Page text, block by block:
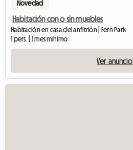
Novedad
Habitación con o sin muebles
Habitación en casa del anfitrión | Fern Park
1 pers. | 1 mes mínimo
Ver anuncio